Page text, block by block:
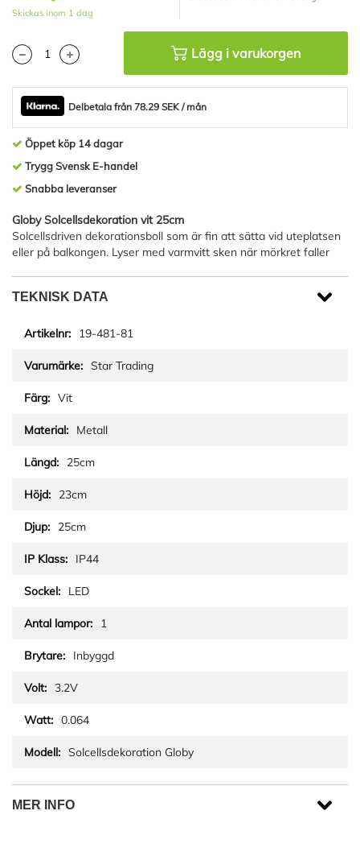
Skickas inom 1 dag
Lägg i varukorgen
Delbetala från 78.29 SEK / mån
Öppet köp 14 dagar
Trygg Svensk E-handel
Snabba leveranser
Globy Solcellsdekoration vit 25cm
Solcellsdriven dekorationsboll som är fin att sätta vid uteplatsen
eller på balkongen. Lyser med varmvitt sken när mörkret faller
TEKNISK DATA
19-481-81
Star Trading
Vit
Metall
25cm
23cm
25cm
IP44
LED
1
Inbyggd
3.2V
0.064
Solcellsdekoration Globy
MER INFO